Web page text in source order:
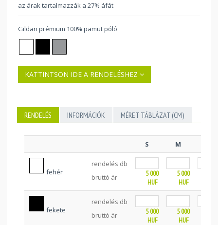
az árak tartalmazzák a 27% áfát
Gildan prémium 100% pamut póló
KATTINTSON IDE A RENDELÉSHEZ
RENDELÉS INFORMÁCIÓK MÉRET TÁBLÁZAT (CM)
S M
fehér
rendelés db
bruttó ár
5 000
HUF
5 000
HUF
fekete
rendelés db
bruttó ár
5 000
HUF
5 000
HUF